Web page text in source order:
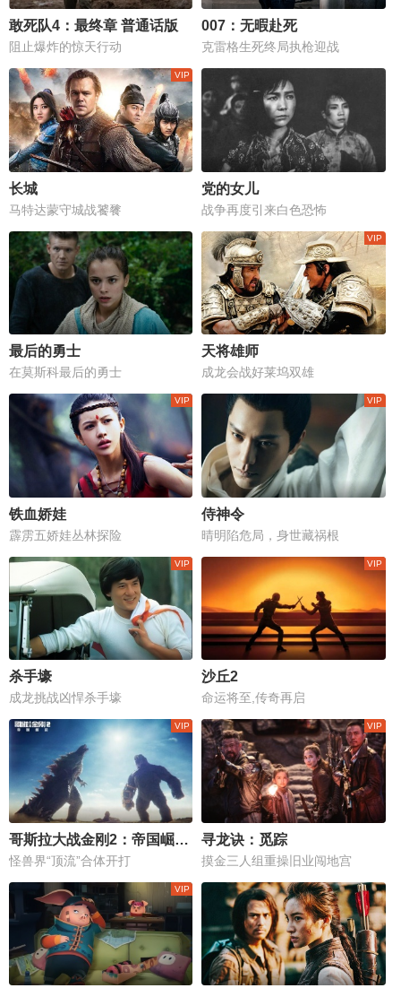
敢死队4：最终章 普通话版
阻止爆炸的惊天行动
007：无暇赴死
克雷格生死终局执枪迎战
长城
马特达蒙守城战饕餮
党的女儿
战争再度引来白色恐怖
最后的勇士
在莫斯科最后的勇士
天将雄师
成龙会战好莱坞双雄
铁血娇娃
霹雳五娇娃丛林探险
侍神令
晴明陷危局，身世藏祸根
杀手壕
成龙挑战凶悍杀手壕
沙丘2
命运将至,传奇再启
哥斯拉大战金刚2：帝国崛起 普通话版
怪兽界“顶流”合体开打
寻龙诀：觅踪
摸金三人组重操旧业闯地宫